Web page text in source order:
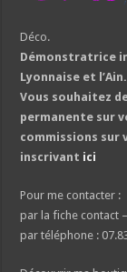
Déco.
Démonstratrice
Lyonnaise et l’Ain.
Vous souhaitez
permanente sur
commissions sur
inscrivant ici
Pour me contacter :
par la fiche contact
par téléphone :